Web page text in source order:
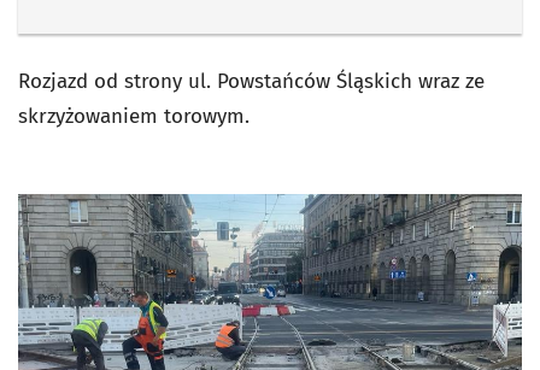
Rozjazd od strony ul. Powstańców Śląskich wraz ze
skrzyżowaniem torowym.